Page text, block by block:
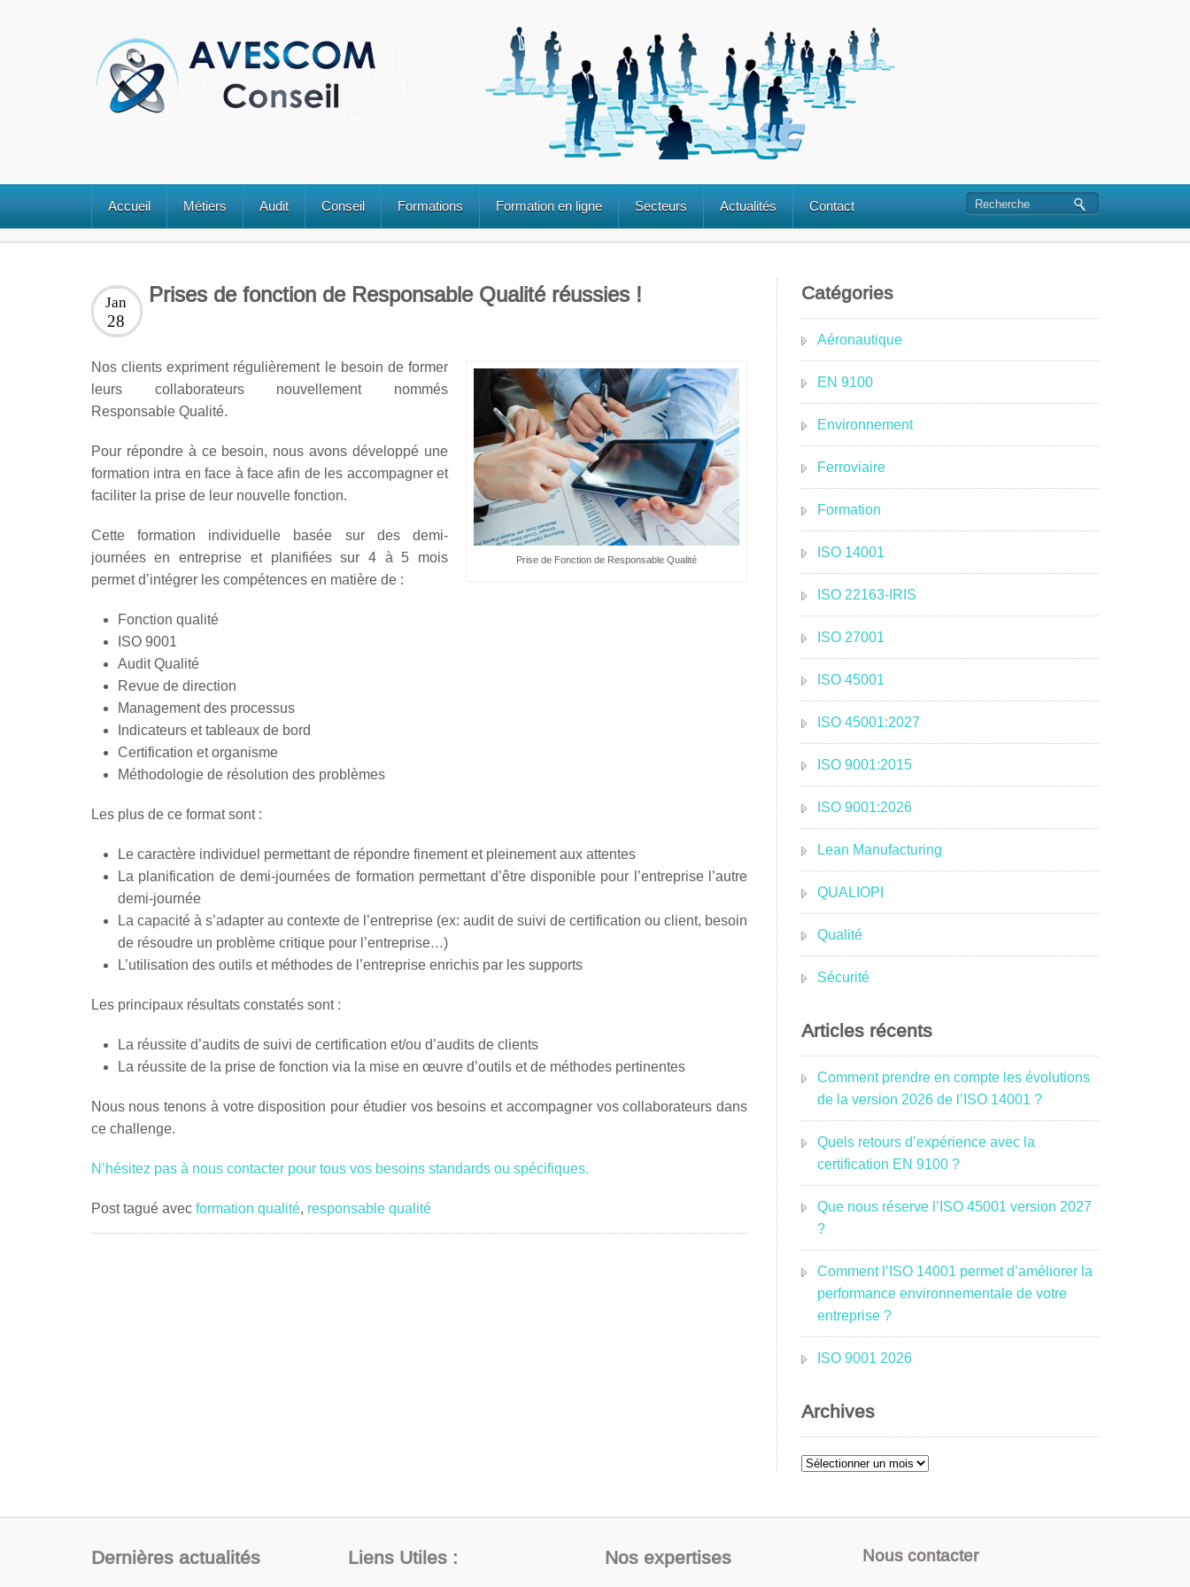
Accueil Métiers Audit Conseil Formations Formation en ligne Secteurs Actualités Contact
Prises de fonction de Responsable Qualité réussies !
Jan
28
Prise de Fonction de Responsable Qualité
Nos clients expriment régulièrement le besoin de former
leurs collaborateurs nouvellement nommés
Responsable Qualité.
Pour répondre à ce besoin, nous avons développé une
formation intra en face à face afin de les accompagner et
faciliter la prise de leur nouvelle fonction.
Cette formation individuelle basée sur des demi-
journées en entreprise et planifiées sur 4 à 5 mois
permet d’intégrer les compétences en matière de :
Fonction qualité
ISO 9001
Audit Qualité
Revue de direction
Management des processus
Indicateurs et tableaux de bord
Certification et organisme
Méthodologie de résolution des problèmes
Les plus de ce format sont :
Le caractère individuel permettant de répondre finement et pleinement aux attentes
La planification de demi-journées de formation permettant d’être disponible pour l’entreprise l’autre
demi-journée
La capacité à s’adapter au contexte de l’entreprise (ex: audit de suivi de certification ou client, besoin
de résoudre un problème critique pour l’entreprise…)
L’utilisation des outils et méthodes de l’entreprise enrichis par les supports
Les principaux résultats constatés sont :
La réussite d’audits de suivi de certification et/ou d’audits de clients
La réussite de la prise de fonction via la mise en œuvre d’outils et de méthodes pertinentes
Nous nous tenons à votre disposition pour étudier vos besoins et accompagner vos collaborateurs dans
ce challenge.
N’hésitez pas à nous contacter pour tous vos besoins standards ou spécifiques.
Post tagué avec formation qualité, responsable qualité
Catégories
Aéronautique
EN 9100
Environnement
Ferroviaire
Formation
ISO 14001
ISO 22163-IRIS
ISO 27001
ISO 45001
ISO 45001:2027
ISO 9001:2015
ISO 9001:2026
Lean Manufacturing
QUALIOPI
Qualité
Sécurité
Articles récents
Comment prendre en compte les évolutions
de la version 2026 de l’ISO 14001 ?
Quels retours d’expérience avec la
certification EN 9100 ?
Que nous réserve l’ISO 45001 version 2027
?
Comment l’ISO 14001 permet d’améliorer la
performance environnementale de votre
entreprise ?
ISO 9001 2026
Archives
Archives
Dernières actualités Liens Utiles : Nos expertises Nous contacter